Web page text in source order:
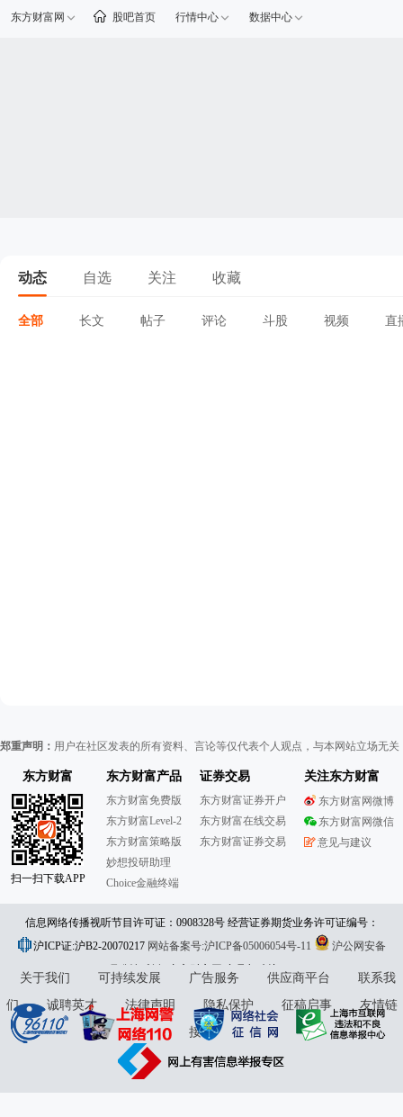
东方财富网 股吧首页 行情中心 数据中心
动态 自选 关注 收藏
全部 长文 帖子 评论 斗股 视频 直
郑重声明： 用户在社区发表的所有资料、言论等仅代表个人观点，与本网站立场无
东方财富
扫一扫下载APP
东方财富产品
东方财富免费版
东方财富Level-2
东方财富策略版
妙想投研助理
Choice金融终端
证券交易
东方财富证券开户
东方财富在线交易
东方财富证券交易
关注东方财富
东方财富网微博
东方财富网微信
意见与建议
信息网络传播视听节目许可证：0908328号 经营证券期货业务许可证编号：
913101046312860336 违法和不良信息举报:021-61278686 举报邮箱：
jubao@eastmoney.com
沪ICP证:沪B2-20070217 网站备案号:沪ICP备05006054号-11
沪公网安备
31010402000120号版权所有:东方财富网意见与建议:4000300059/952500
关于我们 可持续发展 广告服务 供应商平台
联系我
们
诚聘英才 法律声明 隐私保护 征稿启事
友情链
接